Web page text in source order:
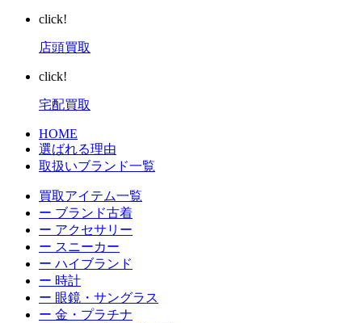
click!
店頭買取
click!
宅配買取
HOME
選ばれる理由
取扱いブランド一覧
買取アイテム一覧
ー ブランド古着
ー アクセサリー
ー スニーカー
ー ハイブランド
ー 時計
ー 眼鏡・サングラス
ー 金・プラチナ